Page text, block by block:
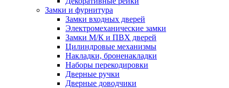
Замки и фурнитура
Замки входных дверей
Электромеханические замки
Замки М/К и ПВХ дверей
Цилиндровые механизмы
Накладки, броненакладки
Наборы перекодировки
Дверные ручки
Дверные доводчики